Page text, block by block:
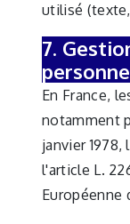
utilisé
7.
En France,
notamment
janvier
l'article L.
Européenne